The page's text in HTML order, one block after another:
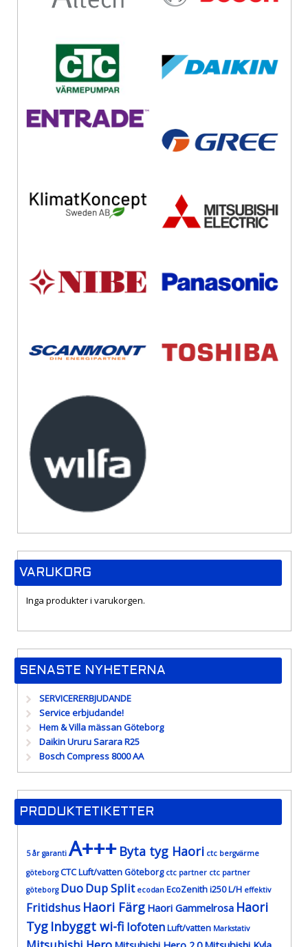
VARUKORG
Inga produkter i varukorgen.
SENASTE NYHETERNA
SERVICERERBJUDANDE
Service erbjudande!
Hem & Villa mässan Göteborg
Daikin Ururu Sarara R25
Bosch Compress 8000 AA
PRODUKTETIKETTER
5 år garanti A+++ Byta tyg Haori ctc bergvärme
göteborg CTC Luft/vatten Göteborg ctc partner ctc partner
göteborg DuoDup Split ecodan EcoZenith i250 L/H effektiv
Fritidshus Haori Färg Haori Gammelrosa Haori
Tyg Inbyggt wi-fi lofotenLuft/vatten Markstativ